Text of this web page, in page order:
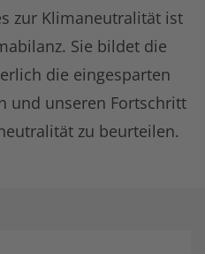
zur Klimaneutralität ist
Sie bildet die
die eingesparten
und unseren Fortschritt
zu beurteilen.